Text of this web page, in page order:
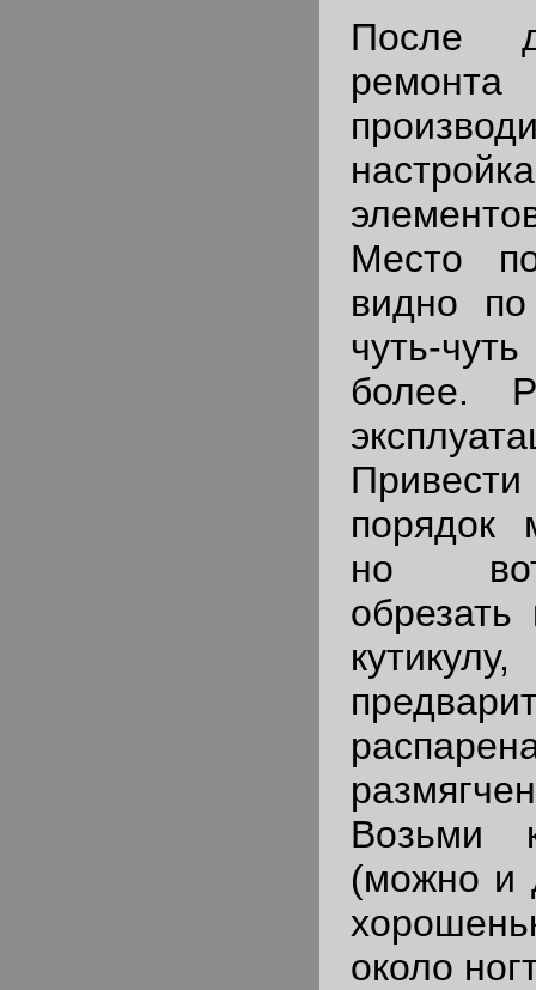
После
Место
видно
чуть-
более.
но
обрезать
Возьми
(можно и
около